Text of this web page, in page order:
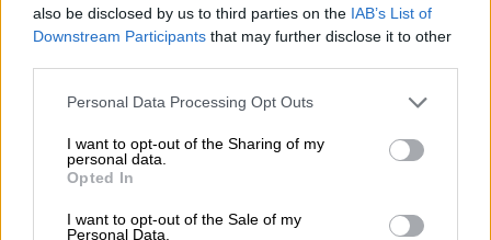
also be disclosed by us to third parties on the IAB’s List of
Downstream Participants that may further disclose it to other
Please note that this website/app uses one or more Google
not limited to your visit or usage behaviour. You may click to
grant or deny consent to Google and its third-party tags to
use your data for below specified purposes in below Google
consent section.
Personal Data Processing Opt Outs
I want to opt-out of the Sharing of my
personal data.
Opted In
I want to opt-out of the Sale of my
Personal Data.
Ντόναλντ Τραμπ
με ανάρτησή του στο
Μελάνιακι εγώ θλιβόμαστε που ακούσαμε
την πρόσφατη ιατρική διάγνωση τουΤζο
Μπάιντεν. Απευθύνουμε τις θερμότερες και
καλύτερες ευχές μας στη (σ.σ. σύζυγο του
πρώην προέδρου)Τζιλκι ευχόμαστε στον